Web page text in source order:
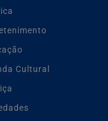
Cultural